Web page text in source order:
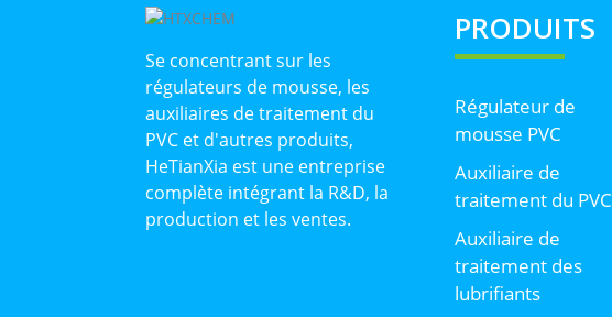
Se concentrant sur les
régulateurs de mousse, les
auxiliaires de traitement du
PVC et d'autres produits,
HeTianXia est une entreprise
complète intégrant la R&D, la
production et les ventes.
PRODUITS
Régulateur de
mousse PVC
Auxiliaire de
traitement du PVC
Auxiliaire de
traitement des
lubrifiants